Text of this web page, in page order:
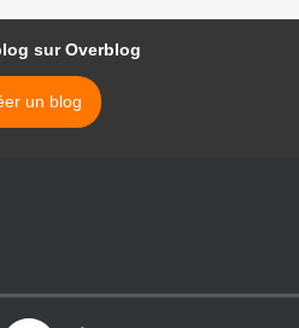
sur Overblog
un blog